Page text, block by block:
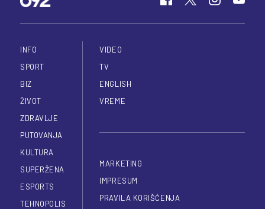
INFO
SPORT
BIZ
ŽIVOT
ZDRAVLJE
PUTOVANJA
KULTURA
SUPERŽENA
ESPORTS
TEHNOPOLIS
VIDEO
TV
ENGLISH
VREME
MARKETING
IMPRESUM
PRAVILA KORIŠĆENJA